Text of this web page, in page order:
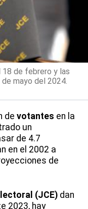
18 de febrero y las
mayo del 2024.
de votantes en la
un
de 4.7
en el 2002 a
de
(JCE) dan
2023, hay